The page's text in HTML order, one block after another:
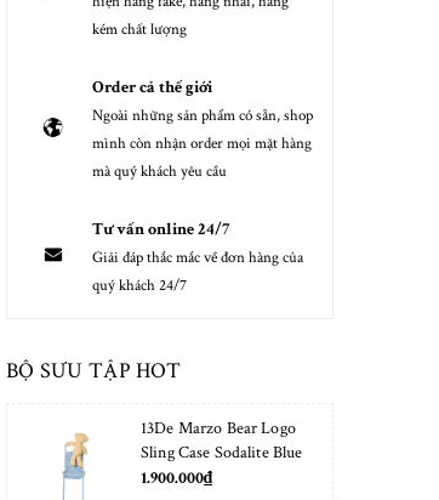
kém chất lượng
Order cả thế giới
Ngoài những sản phẩm có sẵn, shop
mình còn nhận order mọi mặt hàng
mà quý khách yêu cầu
Tư vấn online 24/7
Giải đáp thắc mắc về đơn hàng của
quý khách 24/7
BỘ SƯU TẬP HOT
13De Marzo Bear Logo
Sling Case Sodalite Blue
1.900.000₫